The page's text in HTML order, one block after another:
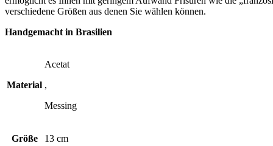
verschiedene Größen aus denen Sie wählen können.
Handgemacht in Brasilien
Material
Acetat
,
Messing
Größe 13 cm